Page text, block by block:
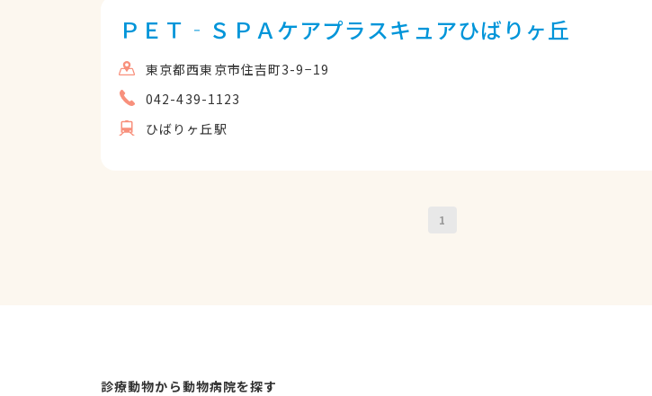
ＰＥＴ‐ＳＰＡケアプラスキュアひばりヶ丘
東京都西東京市住吉町3-9−19
042-439-1123
ひばりヶ丘駅
1
診療動物から動物病院を探す